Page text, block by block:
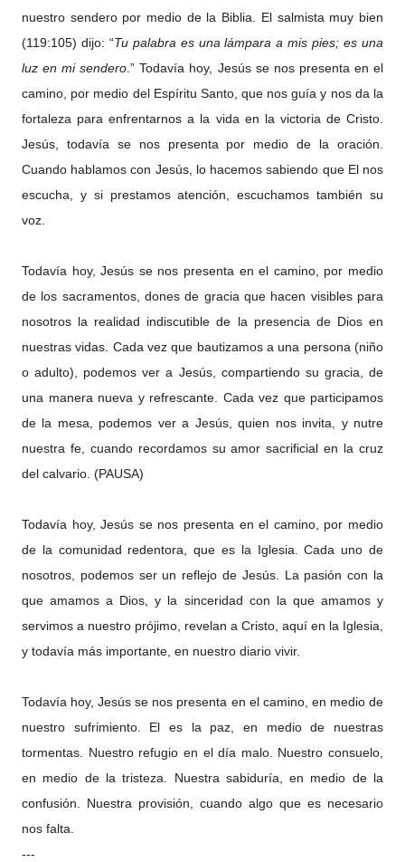
nuestro sendero por medio de la Biblia. El salmista muy bien
(119:105) dijo: “Tu palabra es una lámpara a mis pies; es una
luz en mi sendero .” Todavía hoy, Jesús se nos presenta en el
camino, por medio del Espíritu Santo, que nos guía y nos da la
fortaleza para enfrentarnos a la vida en la victoria de Cristo.
Jesús, todavía se nos presenta por medio de la oración.
Cuando hablamos con Jesús, lo hacemos sabiendo que El nos
escucha, y si prestamos atención, escuchamos también su
voz.
Todavía hoy, Jesús se nos presenta en el camino, por medio
de los sacramentos, dones de gracia que hacen visibles para
nosotros la realidad indiscutible de la presencia de Dios en
nuestras vidas. Cada vez que bautizamos a una persona (niño
o adulto), podemos ver a Jesús, compartiendo su gracia, de
una manera nueva y refrescante. Cada vez que participamos
de la mesa, podemos ver a Jesús, quien nos invita, y nutre
nuestra fe, cuando recordamos su amor sacrificial en la cruz
del calvario. (PAUSA)
Todavía hoy, Jesús se nos presenta en el camino, por medio
de la comunidad redentora, que es la Iglesia. Cada uno de
nosotros, podemos ser un reflejo de Jesús. La pasión con la
que amamos a Dios, y la sinceridad con la que amamos y
servimos a nuestro prójimo, revelan a Cristo, aquí en la Iglesia,
y todavía más importante, en nuestro diario vivir.
Todavía hoy, Jesús se nos presenta en el camino, en medio de
nuestro sufrimiento. El es la paz, en medio de nuestras
tormentas. Nuestro refugio en el día malo. Nuestro consuelo,
en medio de la tristeza. Nuestra sabiduría, en medio de la
confusión. Nuestra provisión, cuando algo que es necesario
nos falta.
---